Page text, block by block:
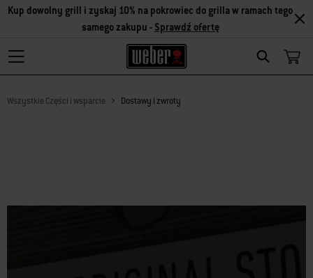
Search
Kup dowolny grill i zyskaj 10% na pokrowiec do grilla w ramach tego
samego zakupu - Sprawdź ofertę
Wszystkie Części i wsparcie Dostawy i zwroty